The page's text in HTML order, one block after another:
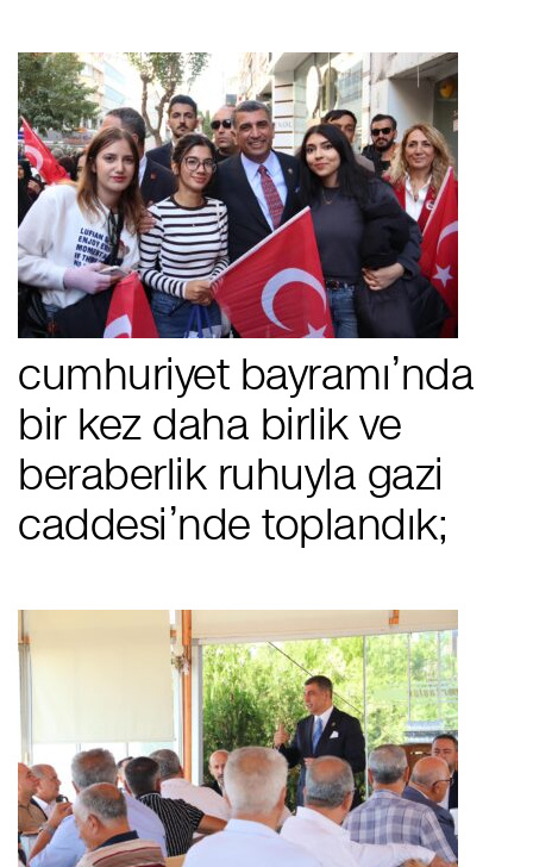
cumhuriyet bayramı’nda
bir kez daha birlik ve
beraberlik ruhuyla gazi
caddesi’nde toplandık;